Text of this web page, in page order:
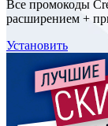
Все промокоды
расширением +
Установить